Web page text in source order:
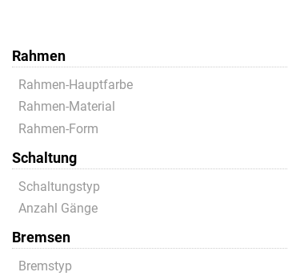
Rahmen
Rahmen-Hauptfarbe
Rahmen-Material
Rahmen-Form
Schaltung
Schaltungstyp
Anzahl Gänge
Bremsen
Bremstyp